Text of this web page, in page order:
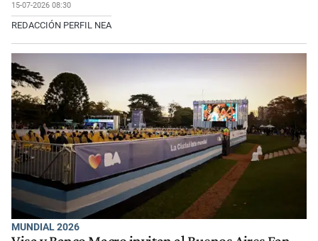
15-07-2026 08:30
REDACCIÓN PERFIL NEA
MUNDIAL 2026